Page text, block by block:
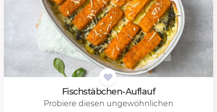
Fisch­stäb­chen-Auf­lauf
Probiere diesen ungewöhnlichen